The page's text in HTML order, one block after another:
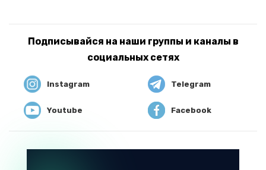
Подписывайся на наши группы и каналы в
социальных сетях
Instagram Telegram
Youtube Facebook